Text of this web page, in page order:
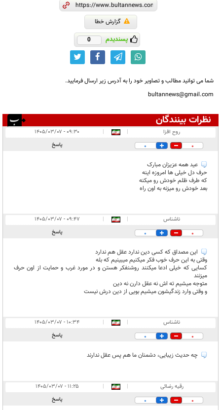
گزارش خطا
پسندیدم 0
شما می توانید مطالب و تصاویر خود را به آدرس زیر ارسال فرمایید.
bultannews@gmail.com
نظرات بینندگان
در انتظار بررسی:
روح افزا |
|
۰۹:۳۰ - ۱۴۰۵/۰۳/۰۷
0
0 پاسخ
عید همه عزیزان مبارک
حرف دل خیلی ها امروزه اینه
که طرف ظلم خودش رو میکنه
بعد خودش رو میزنه به اون راه
ناشناس |
|
۰۹:۴۷ - ۱۴۰۵/۰۳/۰۷
0
0 پاسخ
این مصداق که کسی دین ندارد عقل هم ندارد
وقتی به این حرف خوب فکر میکنیم میبینیم که بله
کسایی که خیلی ادعا میکنند روشنفکر هستن و در مورد غرب و حمایت از اون حرف
میزنند
متوجه میشیم ته اش نه عقل دارن نه دین
و وقتی وارد زندگیشون میشیم بویی از دین درش نیست
ناشناس |
|
۱۰:۳۴ - ۱۴۰۵/۰۳/۰۷
0
0 پاسخ
چه حدیث زیبایی، دشمنان ما هم پس عقل ندارند
رقیه رضائی |
|
۱۱:۲۵ - ۱۴۰۵/۰۳/۰۷
0
0 پاسخ